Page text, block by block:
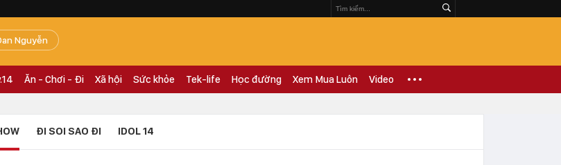
Nguyễn
Ăn - Chơi - Đi Xã hội Sức khỏe Tek-life Học đường Xem Mua Luôn Video
ĐI SOI SAO ĐI IDOL 14